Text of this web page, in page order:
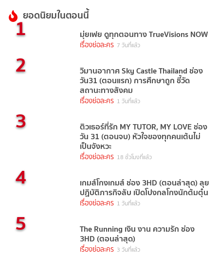
ยอดนิยมในตอนนี้
1 มุ่ยเฟย ดูทุกตอนทาง TrueVisions NOW
เรื่องย่อละคร 7 วันที่แล้ว
2 วิมานอากาศ Sky Castle Thailand ช่อง
วัน31 (ตอนแรก) การศึกษาถูก ชี้วัด
สถานะทางสังคม
เรื่องย่อละคร 1 วันที่แล้ว
3 ติวเธอร์ที่รัก MY TUTOR, MY LOVE ช่อง
วัน 31 (ตอนจบ) หัวใจของทุกคนเต้นไม่
เป็นจังหวะ
เรื่องย่อละคร 18 ชั่วโมงที่แล้ว
4 เกมส์โกงเกมส์ ช่อง 3HD (ตอนล่าสุด) ลุย
ปฏิบัติภารกิจลับ เปิดโปงกลโกงนักต้มตุ๋น
เรื่องย่อละคร 1 วันที่แล้ว
5 The Running เงิน งาน ความรัก ช่อง
3HD (ตอนล่าสุด)
เรื่องย่อละคร 3 วันที่แล้ว